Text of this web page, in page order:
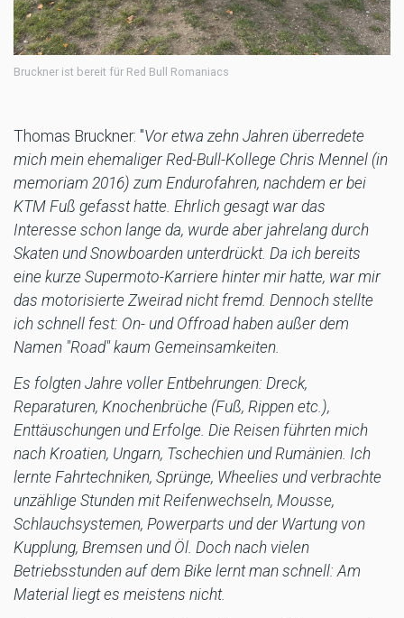
Bruckner ist bereit für Red Bull Romaniacs
Thomas Bruckner: "Vor etwa zehn Jahren überredete
mich mein ehemaliger Red-Bull-Kollege Chris Mennel (in
memoriam 2016) zum Endurofahren, nachdem er bei
KTM Fuß gefasst hatte. Ehrlich gesagt war das
Interesse schon lange da, wurde aber jahrelang durch
Skaten und Snowboarden unterdrückt. Da ich bereits
eine kurze Supermoto-Karriere hinter mir hatte, war mir
das motorisierte Zweirad nicht fremd. Dennoch stellte
ich schnell fest: On- und Offroad haben außer dem
Namen "Road" kaum Gemeinsamkeiten.
Es folgten Jahre voller Entbehrungen: Dreck,
Reparaturen, Knochenbrüche (Fuß, Rippen etc.),
Enttäuschungen und Erfolge. Die Reisen führten mich
nach Kroatien, Ungarn, Tschechien und Rumänien. Ich
lernte Fahrtechniken, Sprünge, Wheelies und verbrachte
unzählige Stunden mit Reifenwechseln, Mousse,
Schlauchsystemen, Powerparts und der Wartung von
Kupplung, Bremsen und Öl. Doch nach vielen
Betriebsstunden auf dem Bike lernt man schnell: Am
Material liegt es meistens nicht.